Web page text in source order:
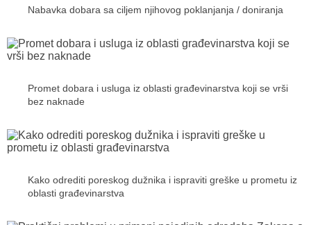
Nabavka dobara sa ciljem njihovog poklanjanja / doniranja
Promet dobara i usluga iz oblasti građevinarstva koji se vrši
bez naknade
Kako odrediti poreskog dužnika i ispraviti greške u prometu iz
oblasti građevinarstva